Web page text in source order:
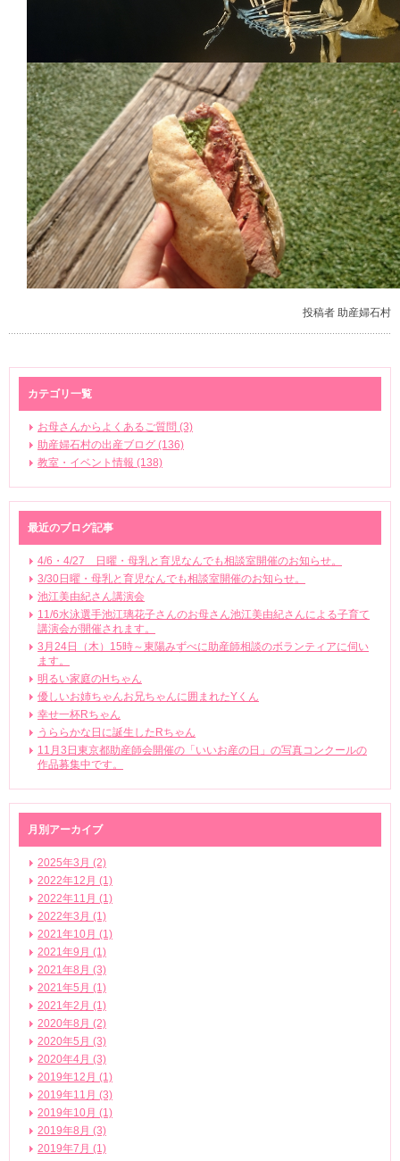
投稿者 助産婦石村
カテゴリ一覧
お母さんからよくあるご質問 (3)
助産婦石村の出産ブログ (136)
教室・イベント情報 (138)
最近のブログ記事
4/6・4/27 日曜・母乳と育児なんでも相談室開催のお知らせ。
3/30日曜・母乳と育児なんでも相談室開催のお知らせ。
池江美由紀さん講演会
11/6水泳選手池江璃花子さんのお母さん池江美由紀さんによる子育て
講演会が開催されます。
3月24日（木）15時～東陽みずべに助産師相談のボランティアに伺い
ます。
明るい家庭のHちゃん
優しいお姉ちゃんお兄ちゃんに囲まれたYくん
幸せ一杯Rちゃん
うららかな日に誕生したRちゃん
11月3日東京都助産師会開催の「いいお産の日」の写真コンクールの
作品募集中です。
月別アーカイブ
2025年3月 (2)
2022年12月 (1)
2022年11月 (1)
2022年3月 (1)
2021年10月 (1)
2021年9月 (1)
2021年8月 (3)
2021年5月 (1)
2021年2月 (1)
2020年8月 (2)
2020年5月 (3)
2020年4月 (3)
2019年12月 (1)
2019年11月 (3)
2019年10月 (1)
2019年8月 (3)
2019年7月 (1)